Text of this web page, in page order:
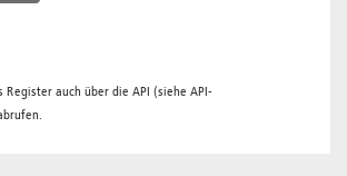
Register auch über die API (siehe API-